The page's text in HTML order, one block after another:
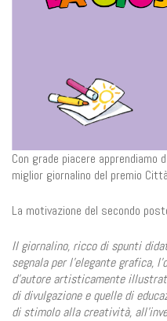
Con grade piacere apprendiamo
miglior giornalino del premio
La motivazione del secondo
Il giornalino, ricco di spunti
segnala per l'elegante grafica,
d’autore artisticamente
di divulgazione e quelle di
di stimolo alla creatività,